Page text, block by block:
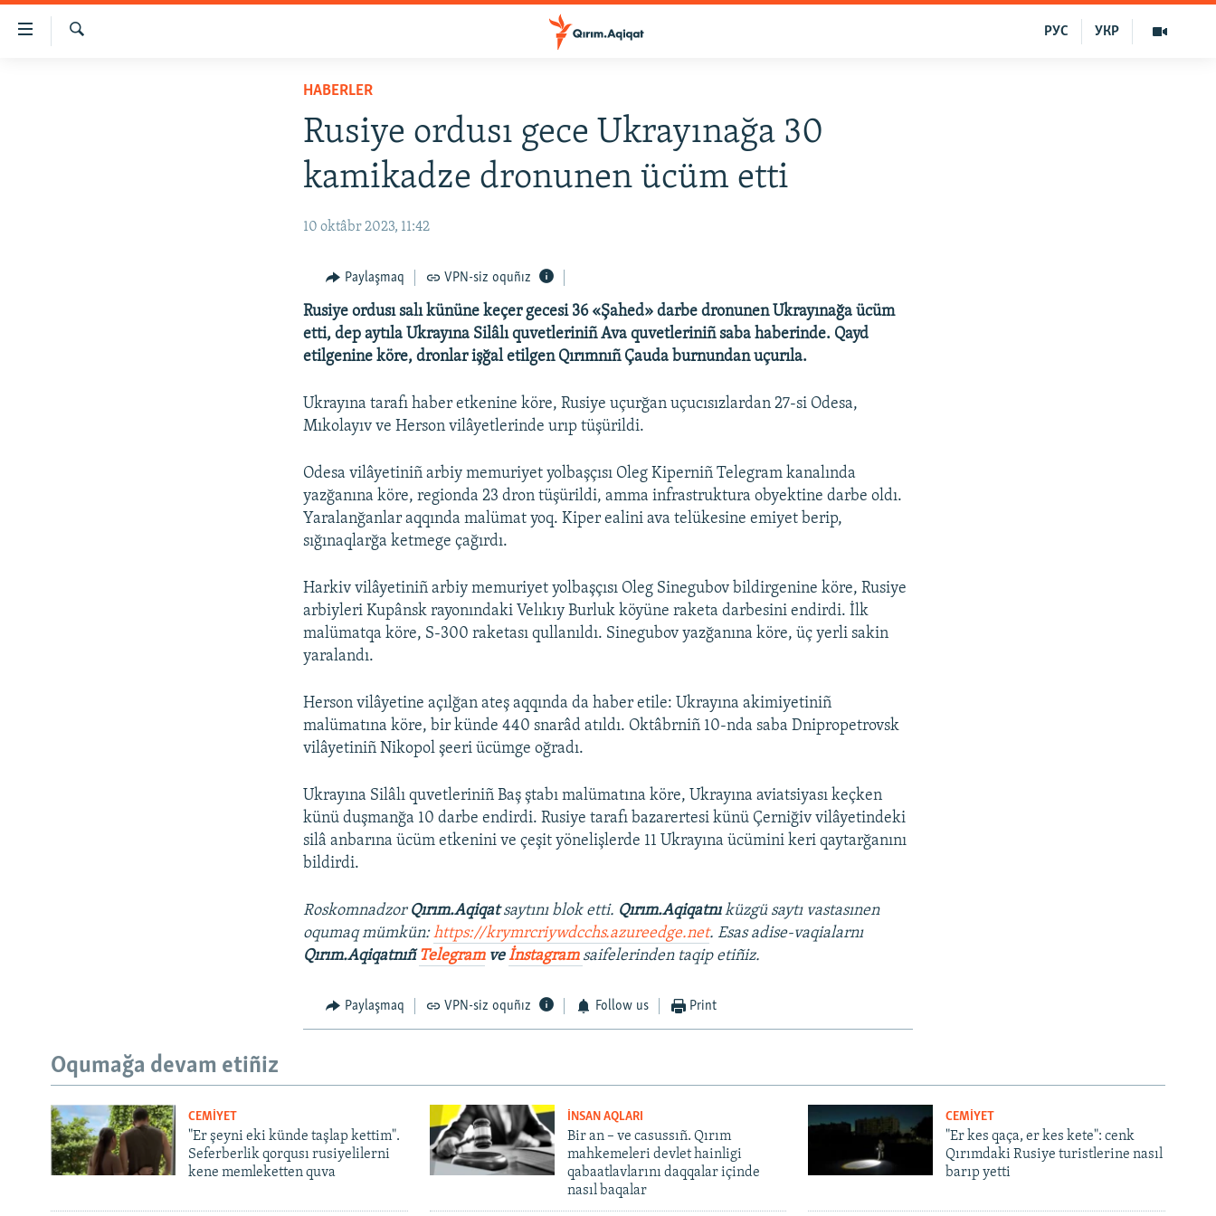
açıqlığı
УКР
РУС
HABERLER
Rusiye ordusı gece Ukrayınağa 30
kamikadze dronunen ücüm etti
10 oktâbr 2023, 11:42
Paylaşmaq VPN-siz oquñız
Rusiye ordusı salı kününe keçer gecesi 36 «Şahed» darbe dronunen Ukrayınağa ücüm
etti, dep aytıla Ukrayına Silâlı quvetleriniñ Ava quvetleriniñ saba haberinde. Qayd
etilgenine köre, dronlar işğal etilgen Qırımnıñ Çauda burnundan uçurıla.
Ukrayına tarafı haber etkenine köre, Rusiye uçurğan uçucısızlardan 27-si Odesa,
Mıkolayıv ve Herson vilâyetlerinde urıp tüşürildi.
Odesa vilâyetiniñ arbiy memuriyet yolbaşçısı Oleg Kiperniñ Telegram kanalında
yazğanına köre, regionda 23 dron tüşürildi, amma infrastruktura obyektine darbe oldı.
Yaralanğanlar aqqında malümat yoq. Kiper ealini ava telükesine emiyet berip,
sığınaqlarğa ketmege çağırdı.
Harkiv vilâyetiniñ arbiy memuriyet yolbaşçısı Oleg Sinegubov bildirgenine köre, Rusiye
arbiyleri Kupânsk rayonındaki Velıkıy Burluk köyüne raketa darbesini endirdi. İlk
malümatqa köre, S-300 raketası qullanıldı. Sinegubov yazğanına köre, üç yerli sakin
yaralandı.
Herson vilâyetine açılğan ateş aqqında da haber etile: Ukrayına akimiyetiniñ
malümatına köre, bir künde 440 snarâd atıldı. Oktâbrniñ 10-nda saba Dnipropetrovsk
vilâyetiniñ Nikopol şeeri ücümge oğradı.
Ukrayına Silâlı quvetleriniñ Baş ştabı malümatına köre, Ukrayına aviatsiyası keçken
künü duşmanğa 10 darbe endirdi. Rusiye tarafı bazarertesi künü Çerniğiv vilâyetindeki
silâ anbarına ücüm etkenini ve çeşit yönelişlerde 11 Ukrayına ücümini keri qaytarğanını
bildirdi.
Roskomnadzor Qırım.Aqiqatsaytını blok etti. Qırım.Aqiqatnıküzgü saytı vastasınen
oqumaq mümkün:https://krymrcriywdcchs.azureedge.net. Esas adise-vaqialarnı
Qırım.Aqiqatnıñ Telegramveİnstagram saifelerinden taqip etiñiz.
Paylaşmaq VPN-siz oquñız Follow us Print
Oqumağa devam etiñiz
CEMİYET
"Er şeyni eki künde taşlap kettim".
Seferberlik qorqusı rusiyelilerni
kene memleketten quva
İNSAN AQLARI
Bir an – ve casussıñ. Qırım
mahkemeleri devlet hainligi
qabaatlavlarını daqqalar içinde
nasıl baqalar
CEMİYET
"Er kes qaça, er kes kete": cenk
Qırımdaki Rusiye turistlerine nasıl
barıp yetti